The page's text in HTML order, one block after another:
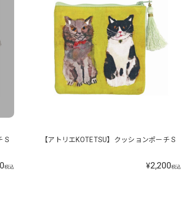
S
税込
【アトリエKOTETSU】クッションポーチ S
¥2,200税込